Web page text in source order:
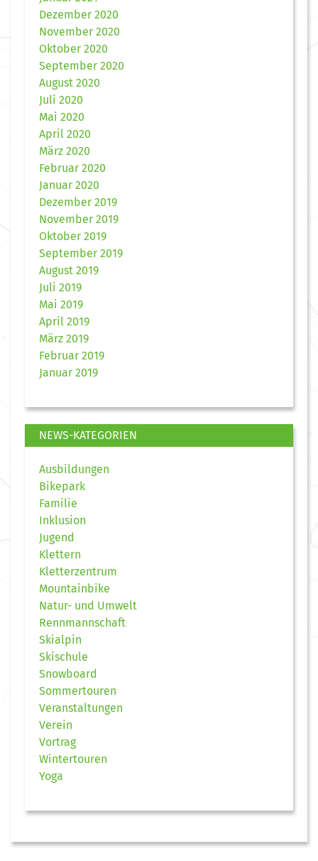
Dezember 2020
November 2020
Oktober 2020
September 2020
August 2020
Juli 2020
Mai 2020
April 2020
März 2020
Februar 2020
Januar 2020
Dezember 2019
November 2019
Oktober 2019
September 2019
August 2019
Juli 2019
Mai 2019
April 2019
März 2019
Februar 2019
Januar 2019
NEWS-KATEGORIEN
Ausbildungen
Bikepark
Familie
Inklusion
Jugend
Klettern
Kletterzentrum
Mountainbike
Natur- und Umwelt
Rennmannschaft
Skialpin
Skischule
Snowboard
Sommertouren
Veranstaltungen
Verein
Vortrag
Wintertouren
Yoga